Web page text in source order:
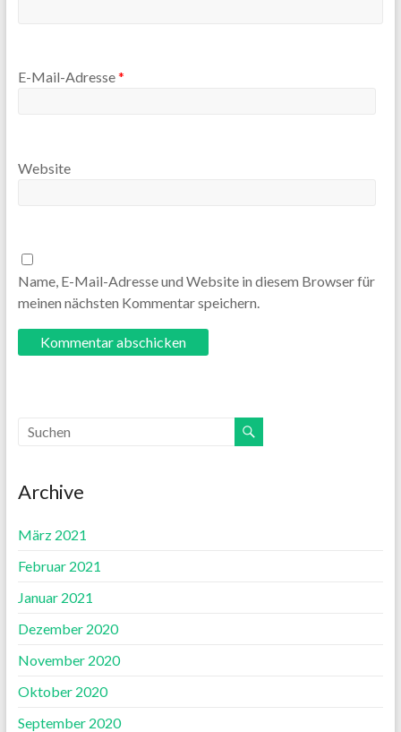
E-Mail-Adresse*
Website
Name, E-Mail-Adresse und Website in diesem Browser für
meinen nächsten Kommentar speichern.
Archive
März 2021
Februar 2021
Januar 2021
Dezember 2020
November 2020
Oktober 2020
September 2020